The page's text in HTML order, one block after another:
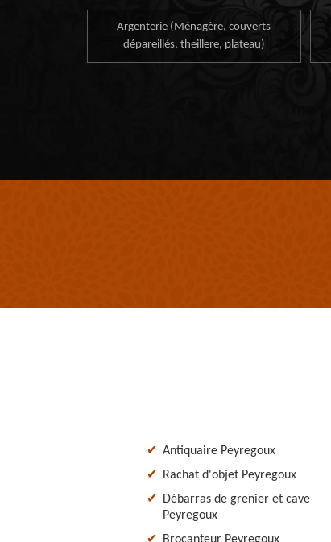
Argenterie (Ménagère, couverts
dépareillés, theillere, plateau)
Antiquaire Peyregoux
Rachat d'objet Peyregoux
Débarras de grenier et cave
Peyregoux
Brocanteur Peyregoux